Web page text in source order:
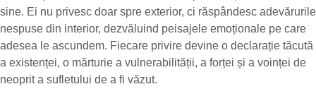
sine. Ei nu privesc doar spre exterior, ci răspândesc adevărurile
nespuse din interior, dezvăluind peisajele emoționale pe care
adesea le ascundem. Fiecare privire devine o declarație tăcută
a existenței, o mărturie a vulnerabilității, a forței și a voinței de
neoprit a sufletului de a fi văzut.